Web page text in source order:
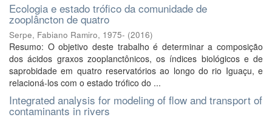
Ecologia e estado trófico da comunidade de
zooplâncton de quatro
Serpe, Fabiano Ramiro, 1975- (2016)
Resumo: O objetivo deste trabalho é determinar a composição
dos ácidos graxos zooplanctônicos, os índices biológicos e de
saprobidade em quatro reservatórios ao longo do rio Iguaçu, e
relacioná-los com o estado trófico do ...
Integrated analysis for modeling of flow and transport of
contaminants in rivers